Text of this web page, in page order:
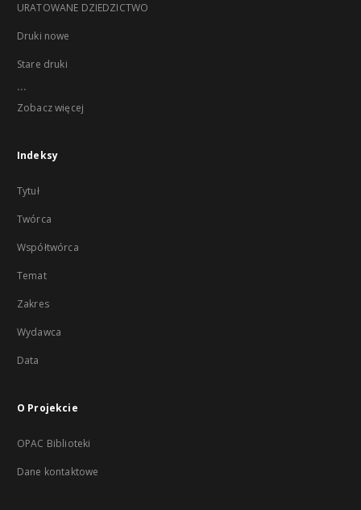
URATOWANE DZIEDZICTWO
Druki nowe
Stare druki
...
Zobacz więcej
Indeksy
Tytuł
Twórca
Współtwórca
Temat
Zakres
Wydawca
Data
O Projekcie
OPAC Biblioteki
Dane kontaktowe